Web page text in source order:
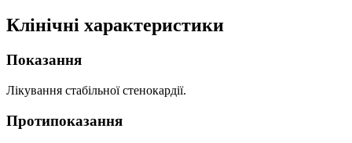
Клінічні характеристики
Показання
Лікування стабільної стенокардії.
Протипоказання